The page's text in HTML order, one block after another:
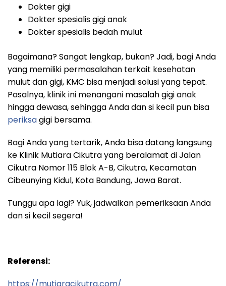
Dokter gigi
Dokter spesialis gigi anak
Dokter spesialis bedah mulut
Bagaimana? Sangat lengkap, bukan? Jadi, bagi Anda
yang memiliki permasalahan terkait kesehatan
mulut dan gigi, KMC bisa menjadi solusi yang tepat.
Pasalnya, klinik ini menangani masalah gigi anak
hingga dewasa, sehingga Anda dan si kecil pun bisa
periksagigi bersama.
Bagi Anda yang tertarik, Anda bisa datang langsung
ke Klinik Mutiara Cikutra yang beralamat di Jalan
Cikutra Nomor 115 Blok A-B, Cikutra, Kecamatan
Cibeunying Kidul, Kota Bandung, Jawa Barat.
Tunggu apa lagi? Yuk, jadwalkan pemeriksaan Anda
dan si kecil segera!
Referensi: